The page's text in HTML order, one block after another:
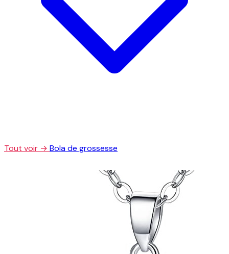
Tout voir → Bola de grossesse